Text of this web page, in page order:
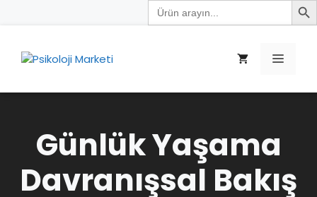
Search
for:
Menü
Günlük Yaşama
Davranışsal Bakış